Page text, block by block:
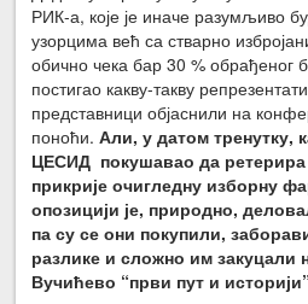
РИК-а, које је иначе разумљиво
узорцима већ са стварно
обично чека бар 30 % обрађеног
постигао какву-такву
представници објаснили на
поноћи.Али, у датом тренутку,
ЦЕСИД покушавао да ретерира
прикрије очигледну изборну
опозицији је, природно,
па су се они покупили,
разлике и сложно им закуцали
Вучићево “први пут и